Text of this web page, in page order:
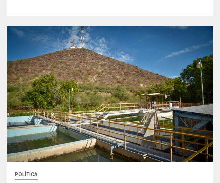
POLÍTICA